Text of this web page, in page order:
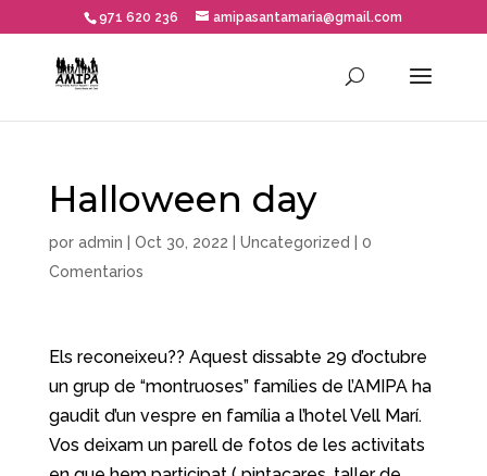
971 620 236 amipasantamaria@gmail.com
Halloween day
por admin Oct 30, 2022 Uncategorized
0
Comentarios
Els reconeixeu?? Aquest dissabte 29 d’octubre
un grup de “montruoses” famílies de l’AMIPA ha
gaudit d’un vespre en família a l’hotel Vell Marí.
Vos deixam un parell de fotos de les activitats